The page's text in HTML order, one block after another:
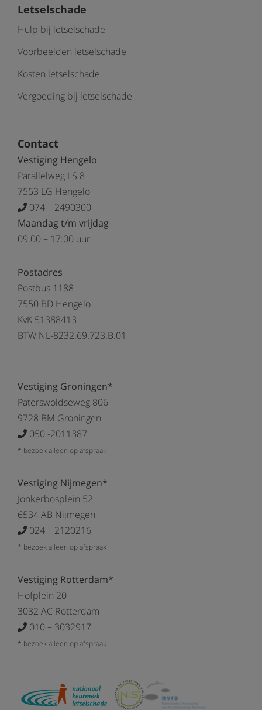
Letselschade
Hulp bij letselschade
Voorbeelden letselschade
Kosten letselschade
Vergoeding bij letselschade
Contact
Vestiging Hengelo
Parallelweg LS 8
7553 LG Hengelo
074 – 2490300
Maandag t/m vrijdag
09.00 – 17:00 uur
Postadres
Postbus 1188
7550 BD Hengelo
KvK 51388413
BTW NL-8232.69.723.B.01
Vestiging Groningen*
Paterswoldseweg 806
9728 BM Groningen
050 -2011387
* bezoek alleen op afspraak
Vestiging Nijmegen*
Jonkerbosplein 52
6534 AB Nijmegen
024 – 2120216
* bezoek alleen op afspraak
Vestiging Rotterdam*
Hofplein 20
3032 AC Rotterdam
010 – 3032917
* bezoek alleen op afspraak